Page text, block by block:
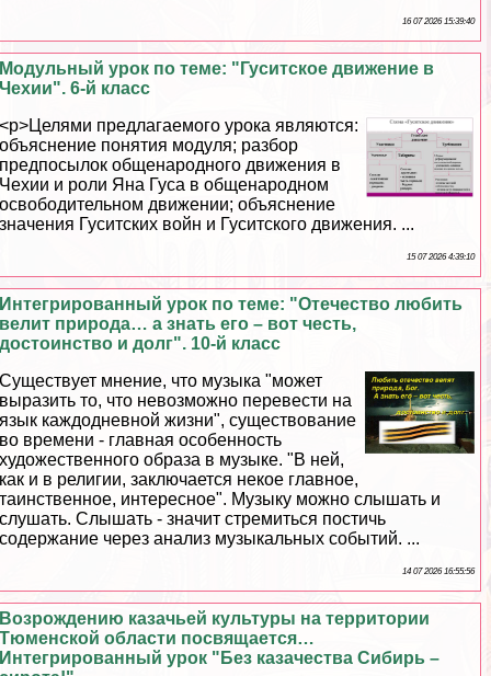
16 07 2026 15:39:40
Модульный урок по теме: "Гуситское движение в
Чехии". 6-й класс
<p>Целями предлагаемого урока являются:
объяснение понятия модуля; разбор
предпосылок общенародного движения в
Чехии и роли Яна Гуса в общенародном
освободительном движении; объяснение
значения Гуситских войн и Гуситского движения. ...
15 07 2026 4:39:10
Интегрированный урок по теме: "Отечество любить
велит природа… а знать его – вот честь,
достоинство и долг". 10-й класс
Существует мнение, что музыка "может
выразить то, что невозможно перевести на
язык каждодневной жизни", существование
во времени - главная особенность
художественного образа в музыке. "В ней,
как и в религии, заключается некое главное,
таинственное, интересное". Музыку можно слышать и
слушать. Слышать - значит стремиться постичь
содержание через анализ музыкальных событий. ...
14 07 2026 16:55:56
Возрождению казачьей культуры на территории
Тюменской области посвящается…
Интегрированный урок "Без казачества Сибирь –